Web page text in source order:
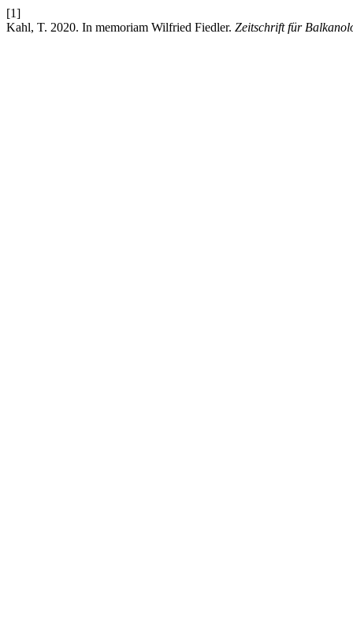
[1]
Kahl, T. 2020. In memoriam Wilfried Fiedler. Zeitschrift für